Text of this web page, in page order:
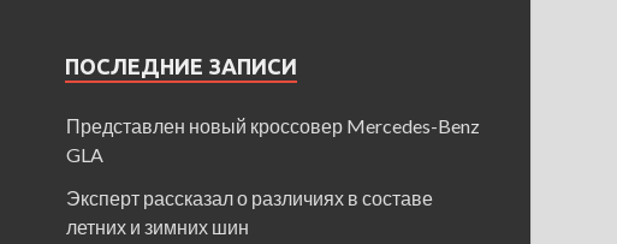
ПОСЛЕДНИЕ ЗАПИСИ
Представлен новый кроссовер Mercedes-Benz
GLA
Эксперт рассказал о различиях в составе
летних и зимних шин